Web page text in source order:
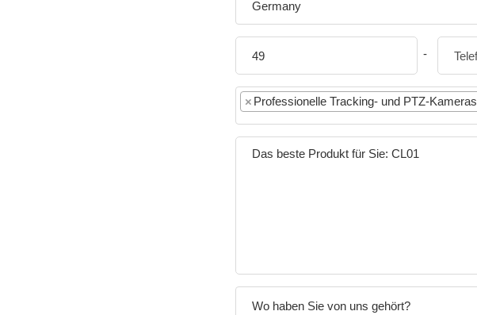
Germany
-
× Professionelle Tracking- und PTZ-Kameras
Wo haben Sie von uns gehört?